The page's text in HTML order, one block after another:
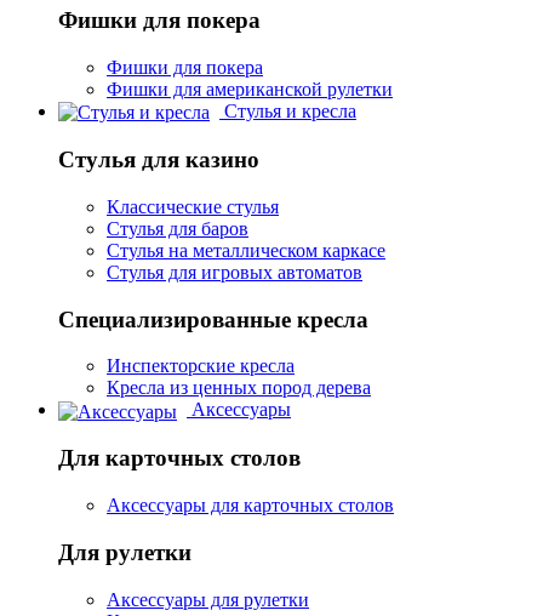
Фишки для покера
Фишки для покера
Фишки для американской рулетки
Стулья и кресла
Стулья для казино
Классические стулья
Стулья для баров
Стулья на металлическом каркасе
Стулья для игровых автоматов
Специализированные кресла
Инспекторские кресла
Кресла из ценных пород дерева
Аксессуары
Для карточных столов
Аксессуары для карточных столов
Для рулетки
Аксессуары для рулетки